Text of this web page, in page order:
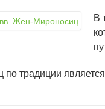
В
традиции